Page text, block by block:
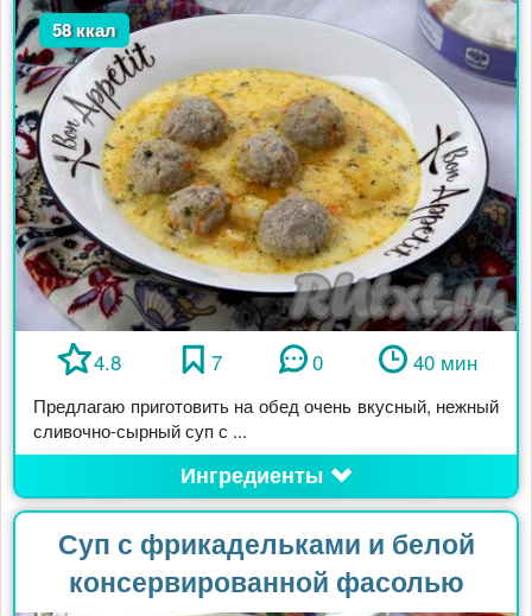
58 ккал
4.8 7 0 40 мин
Предлагаю приготовить на обед очень вкусный, нежный
сливочно-сырный суп с ...
Ингредиенты
Суп с фрикадельками и белой
консервированной фасолью